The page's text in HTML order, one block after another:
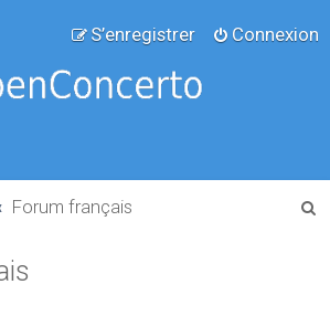
Connexion
S’enregistrer
Forum français